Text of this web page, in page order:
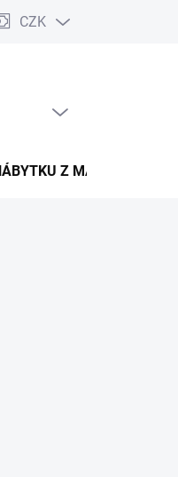
Pojištění zásilky
CZK
Z MASIVU